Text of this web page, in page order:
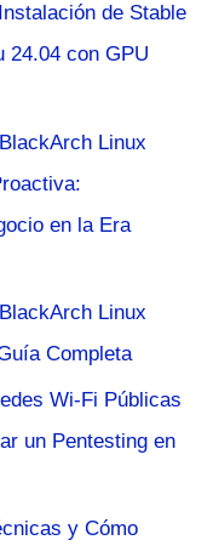
Instalación de Stable
24.04 con GPU
Linux
en la Era
Linux
Completa
Wi-Fi Públicas
un Pentesting en
y Cómo